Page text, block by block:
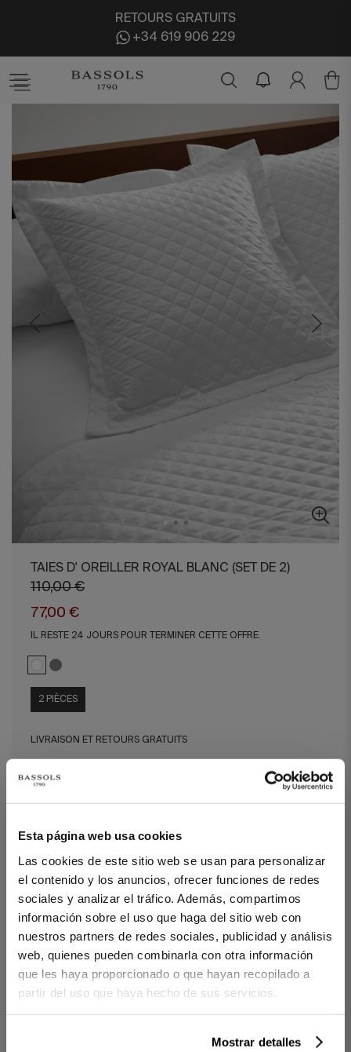
Esta página web usa cookies
Las cookies de este sitio web se usan para personalizar
el contenido y los anuncios, ofrecer funciones de redes
sociales y analizar el tráfico. Además, compartimos
información sobre el uso que haga del sitio web con
nuestros partners de redes sociales, publicidad y análisis
web, quienes pueden combinarla con otra información
que les haya proporcionado o que hayan recopilado a
partir del uso que haya hecho de sus servicios.
Mostrar detalles
RETOURS GRATUITS
+34 619 906 229
TAIES D' OREILLER ROYAL BLANC (SET DE 2)
110,00 €
77,00 €
IL RESTE 24 JOURS POUR TERMINER CETTE OFFRE.
2 PIÈCES
LIVRAISON ET RETOURS GRATUITS
Tissu satin 300 fils.
Rembourrage garni de cuir souple.
• 2 Taies d' oreiller